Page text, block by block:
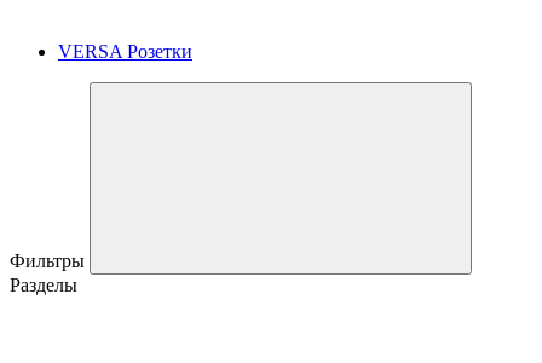
VERSA Розетки
Фильтры
Разделы